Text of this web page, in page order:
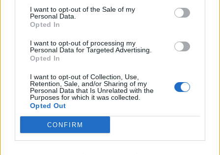
I want to opt-out of the Sale of my
Personal Data.
Opted In
I want to opt-out of processing my
Personal Data for Targeted Advertising.
Opted In
I want to opt-out of Collection, Use,
Retention, Sale, and/or Sharing of my
Personal Data that Is Unrelated with the
Purposes for which it was collected.
Opted Out
CONFIRM
και προχωράμε»
74-65 τη Δανία και παίζει
ημιτελικό με τη Νορβηγία
Ελληνική Αναπτυξιακή Τράπεζα: Με «προίκα» 2 δισ. ευρώ ανοίγει
δρόμο για δάνεια έως 5 δισ. σε μικρομεσαίες
Β.Σ. Καρούλιας: Τζίρος 98,7
εκατ. ευρώ και αύξηση κερδών
57% - Τα νέα στοιχήματα σε